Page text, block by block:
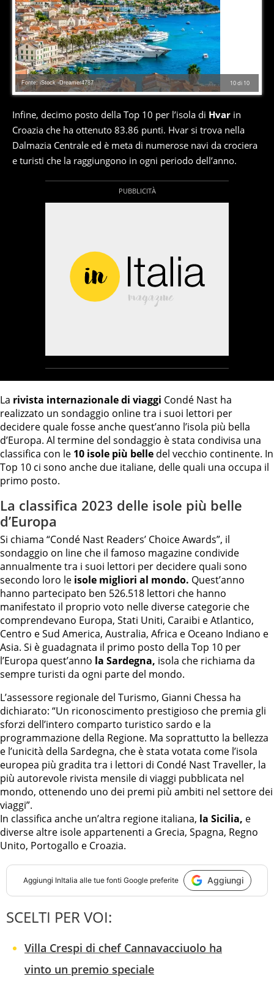
10di 10
Fonte: iStock -Dreamer4787
Infine, decimo posto della Top 10 per l’isola di Hvar in
Croazia che ha ottenuto 83.86 punti. Hvar si trova nella
Dalmazia Centrale ed è meta di numerose navi da crociera
e turisti che la raggiungono in ogni periodo dell’anno.
La rivista internazionale di viaggi Condé Nast ha
realizzato un sondaggio online tra i suoi lettori per
decidere quale fosse anche quest’anno l’isola più bella
d’Europa. Al termine del sondaggio è stata condivisa una
classifica con le 10 isole più belle del vecchio continente. In
Top 10 ci sono anche due italiane, delle quali una occupa il
primo posto.
La classifica 2023 delle isole più belle
d’Europa
Si chiama “Condé Nast Readers’ Choice Awards”, il
sondaggio on line che il famoso magazine condivide
annualmente tra i suoi lettori per decidere quali sono
secondo loro le isole migliori al mondo. Quest’anno
hanno partecipato ben 526.518 lettori che hanno
manifestato il proprio voto nelle diverse categorie che
comprendevano Europa, Stati Uniti, Caraibi e Atlantico,
Centro e Sud America, Australia, Africa e Oceano Indiano e
Asia. Si è guadagnata il primo posto della Top 10 per
l’Europa quest’anno la Sardegna, isola che richiama da
sempre turisti da ogni parte del mondo.
L’assessore regionale del Turismo, Gianni Chessa ha
dichiarato: “Un riconoscimento prestigioso che premia gli
sforzi dell’intero comparto turistico sardo e la
programmazione della Regione. Ma soprattutto la bellezza
e l’unicità della Sardegna, che è stata votata come l’isola
europea più gradita tra i lettori di Condé Nast Traveller, la
più autorevole rivista mensile di viaggi pubblicata nel
mondo, ottenendo uno dei premi più ambiti nel settore dei
viaggi”.
In classifica anche un’altra regione italiana, la Sicilia, e
diverse altre isole appartenenti a Grecia, Spagna, Regno
Unito, Portogallo e Croazia.
Aggiungi InItalia alle tue fonti Google preferite Aggiungi
SCELTI PER VOI:
Villa Crespi di chef Cannavacciuolo ha
vinto un premio speciale